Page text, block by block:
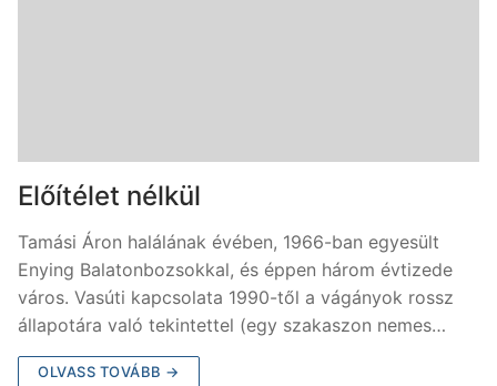
Előítélet nélkül
Tamási Áron halálának évében, 1966-ban egyesült
Enying Balatonbozsokkal, és éppen három évtizede
város. Vasúti kapcsolata 1990-től a vágányok rossz
állapotára való tekintettel (egy szakaszon nemes…
OLVASS TOVÁBB →